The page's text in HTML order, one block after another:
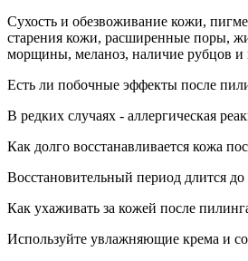
Сухость и обезвоживание кожи,
старения кожи, расширенные поры,
морщины, меланоз, наличие рубцов и
Есть ли побочные эффекты после
В редких случаях - аллергическая
Как долго восстанавливается кожа
Восстановительный период длится до
Как ухаживать за кожей после
Используйте увлажняющие крема и